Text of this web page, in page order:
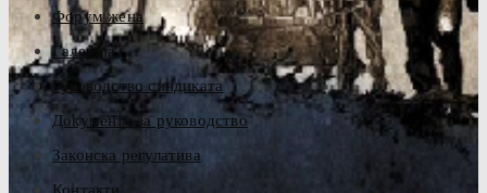
Форум жена
Галерија
Руководство синдиката
Документа за руководство
Законска регулатива
Контакти